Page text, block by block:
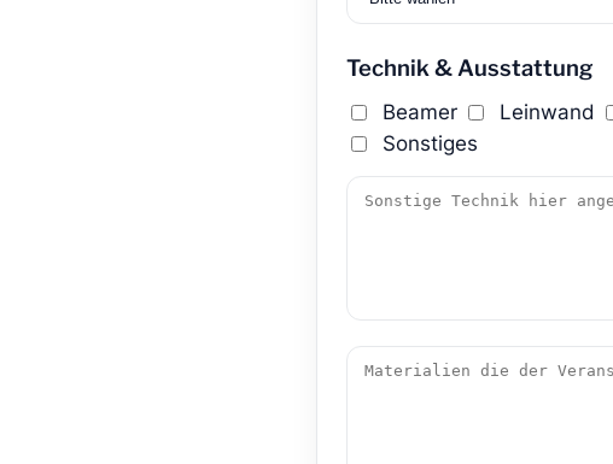
Technik & Ausstattung
Beamer Leinwand
Sonstiges